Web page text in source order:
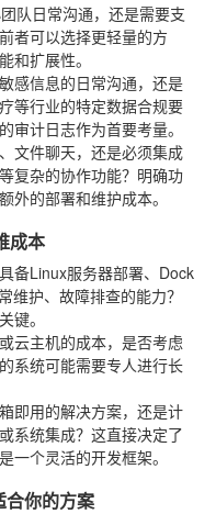
队日常沟通，还是需要支
者可以选择更轻量的方
和扩展性。
感信息的日常沟通，还是
等行业的特定数据合规要
审计日志作为首要考量。
文件聊天，还是必须集成
复杂的协作功能？明确功
外的部署和维护成本。
成本
备Linux服务器部署、Dock
维护、故障排查的能力？
键。
云主机的成本，是否考虑
系统可能需要专人进行长
即用的解决方案，还是计
系统集成？这直接决定了
一个灵活的开发框架。
合你的方案